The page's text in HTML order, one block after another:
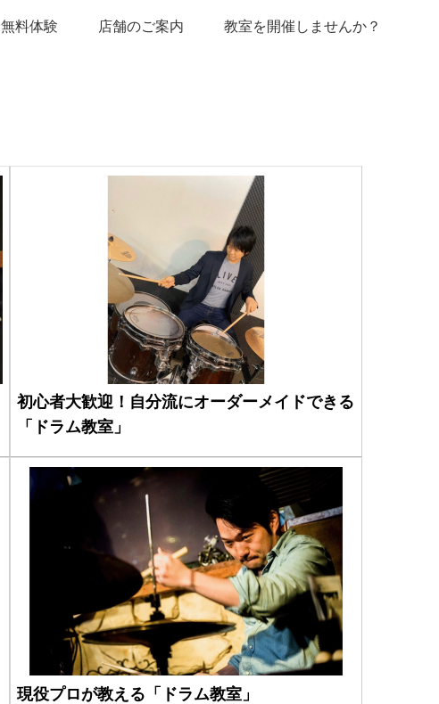
無料体験 店舗のご案内 教室を開催しませんか？
初心者大歓迎！自分流にオーダーメイドできる
「ドラム教室」
現役プロが教える「ドラム教室」